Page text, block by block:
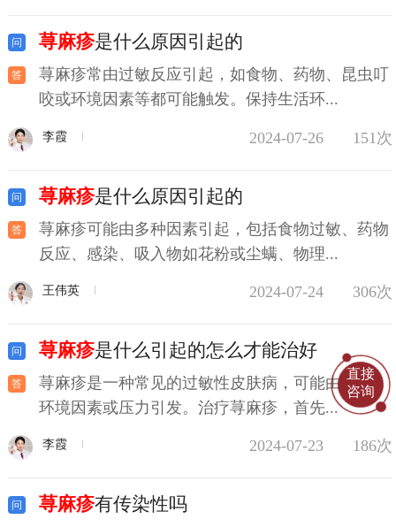
荨麻疹是什么原因引起的
荨麻疹常由过敏反应引起，如食物、药物、昆虫叮
咬或环境因素等都可能触发。保持生活环...
李霞 2024-07-26 151次
荨麻疹是什么原因引起的
荨麻疹可能由多种因素引起，包括食物过敏、药物
反应、感染、吸入物如花粉或尘螨、物理...
王伟英 2024-07-24 306次
荨麻疹是什么引起的怎么才能治好
荨麻疹是一种常见的过敏性皮肤病，可能由食物、
环境因素或压力引发。治疗荨麻疹，首先...
李霞 2024-07-23 186次
荨麻疹有传染性吗
直接
咨询